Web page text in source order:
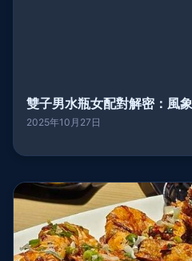
雙子男水瓶女配對解密：風
2025年10月27日